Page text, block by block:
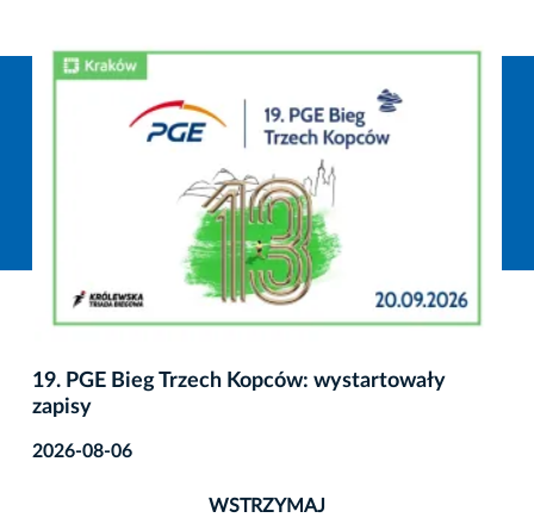
19. PGE Bieg Trzech Kopców: wystartowały
zapisy
2026-08-06
WSTRZYMAJ